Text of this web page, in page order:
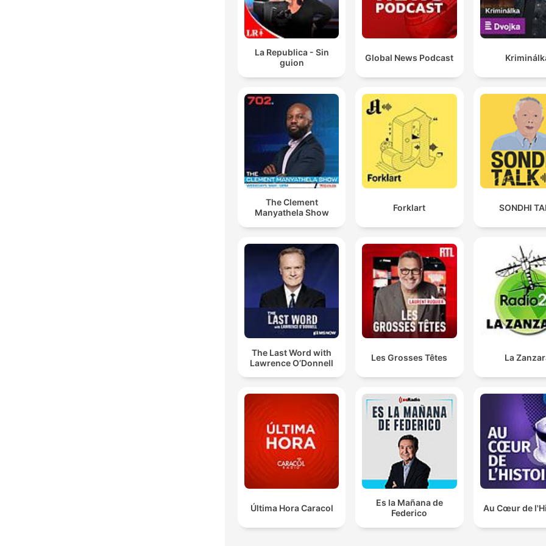
La Republica - Sin
guion
Global News Podcast
The Clement
Manyathela Show
Forklart SONDHI
The Last Word with
Lawrence O’Donnell
Les Grosses Têtes La
Última Hora Caracol
Es la Mañana de
Federico
Au Cœur de